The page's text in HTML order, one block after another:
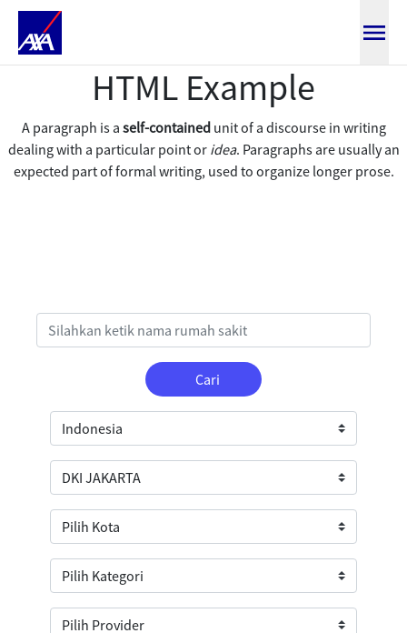
Direktori rumah sakit
HTML Example
A paragraph is a self-contained unit of a discourse in writing
dealing with a particular point or idea. Paragraphs are usually an
expected part of formal writing, used to organize longer prose.
Cari